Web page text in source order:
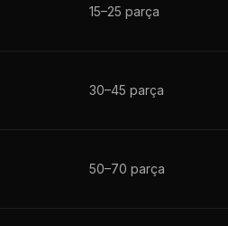
15–25 parça
30–45 parça
50–70 parça